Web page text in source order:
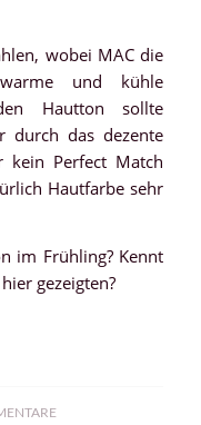
wobei MAC die
und kühle
Hautton sollte
durch das dezente
kein Perfect Match
Hautfarbe sehr
im Frühling? Kennt
gezeigten?